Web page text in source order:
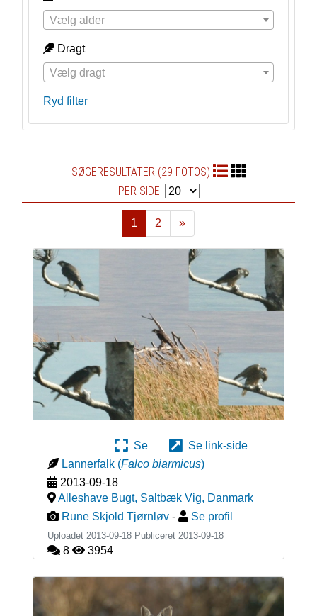
Vælg alder
Dragt
Vælg dragt
Ryd filter
SØGERESULTATER (29 FOTOS)
PER SIDE:
1 2
»
Næste
Se
Se link-side
Lannerfalk (Falco biarmicus)
2013-09-18
Alleshave Bugt, Saltbæk Vig, Danmark
Rune Skjold Tjørnløv - Se profil
Uploadet 2013-09-18 Publiceret 2013-09-18
8 3954